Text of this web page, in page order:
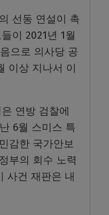
선동 연설이 촉
이 2021년 1월
으로 의사당 공
이상 지나서 이
연방 검찰에
6월 스미스 특
감한 국가안보
부의 회수 노력
사건 재판은 내